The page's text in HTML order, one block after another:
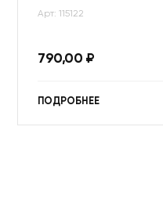
Арт: 115122
790,00 ₽
ПОДРОБНЕЕ